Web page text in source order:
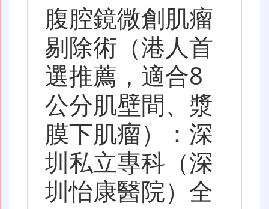
腹腔鏡微創肌瘤
剔除術（港人首
選推薦，適合8
公分肌壁間、漿
膜下肌瘤）：深
圳私立專科（深
圳怡康醫院）全